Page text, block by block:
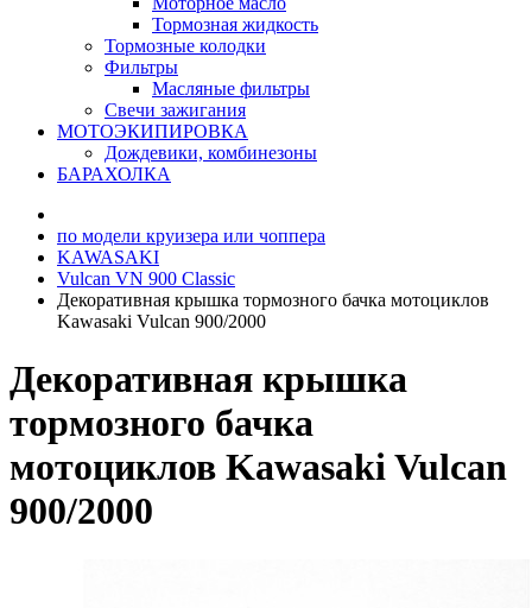
Тормозная жидкость
Тормозные колодки
Фильтры
Масляные фильтры
Свечи зажигания
МОТОЭКИПИРОВКА
Дождевики, комбинезоны
БАРАХОЛКА
по модели круизера или чоппера
KAWASAKI
Vulcan VN 900 Classic
Декоративная крышка тормозного бачка мотоциклов
Kawasaki Vulcan 900/2000
Декоративная крышка
тормозного бачка
мотоциклов Kawasaki Vulcan
900/2000